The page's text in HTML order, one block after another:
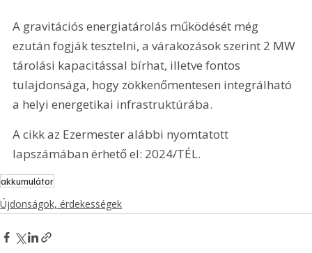
A gravitációs energiatárolás működését még
ezután fogják tesztelni, a várakozások szerint 2 MW
tárolási kapacitással bírhat, illetve fontos
tulajdonsága, hogy zökkenőmentesen integrálható
a helyi energetikai infrastruktúrába.
A cikk az Ezermester alábbi nyomtatott
lapszámában érhető el: 2024/TÉL.
akkumulátor
Újdonságok, érdekességek